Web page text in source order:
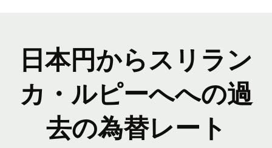
日本円からスリラン
カ・ルピーへへの過
去の為替レート